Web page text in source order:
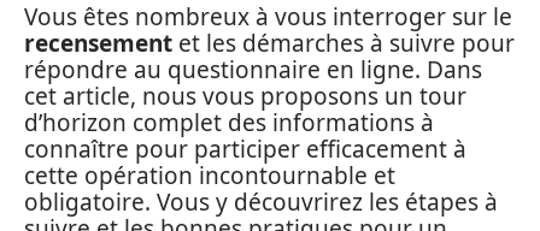
Vous êtes nombreux à vous interroger sur le
recensement et les démarches à suivre pour
répondre au questionnaire en ligne. Dans
cet article, nous vous proposons un tour
d’horizon complet des informations à
connaître pour participer efficacement à
cette opération incontournable et
obligatoire. Vous y découvrirez les étapes à